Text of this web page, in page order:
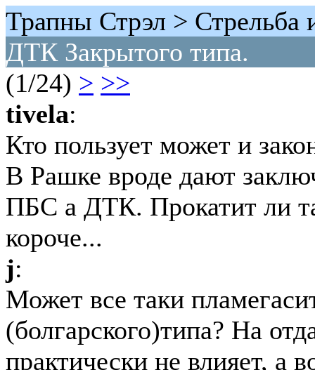
Трапны Стрэл > Стрельба
ДТК Закрытого типа.
(1/24) > >>
tivela:
Кто пользует может и
В Рашке вроде дают
ПБС а ДТК. Прокатит ли
короче...
j:
Может все таки
(болгарского)типа? На
практически не влияет, а